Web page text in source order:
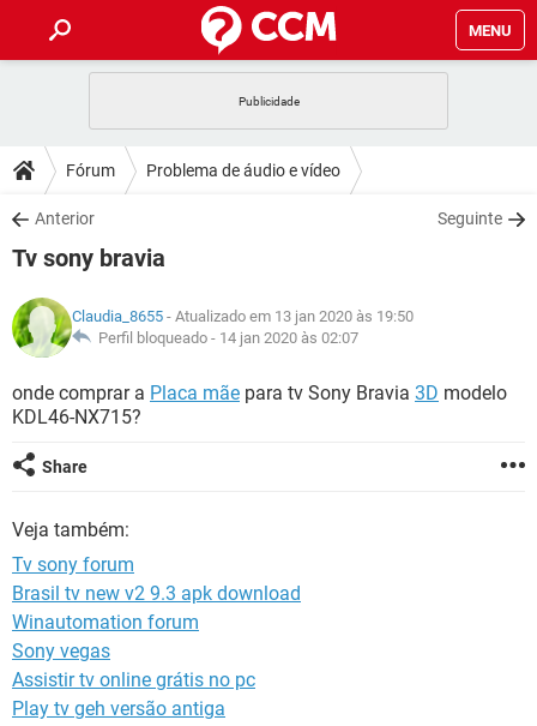
MENU
CELULAR FACEBOOK
OUTLOOK
INSTAGRAM
GUIA DE COMPRAS
DICAS
JOGOS WHATSAPP
INSTAGRAM GMAIL
GUIA DE COMPRAS
DOWNLOADS
JOGOS
CELULAR
OUTLOOK EXCEL
INSTAGRAM GMAIL
GUIA DE COMPRAS
JOGOS WHATSAPP
CELULAR
OUTLOOK EXCEL
GLOSSÁRIO
JOGOS WHATSAPP
CELULAR
OUTLOOK
GUIA DE COMPRAS
Fórum Problema de áudio e vídeo
Anterior Seguinte
Tv sony bravia
Claudia_8655 - Atualizado em 13 jan 2020 às 19:50
Perfil bloqueado - 14 jan 2020 às 02:07
onde comprar a Placa mãe para tv Sony Bravia 3D modelo
KDL46-NX715?
Share
Veja também:
Tv sony forum
Brasil tv new v2 9.3 apk download
Winautomation forum
Sony vegas
Assistir tv online grátis no pc
Play tv geh versão antiga